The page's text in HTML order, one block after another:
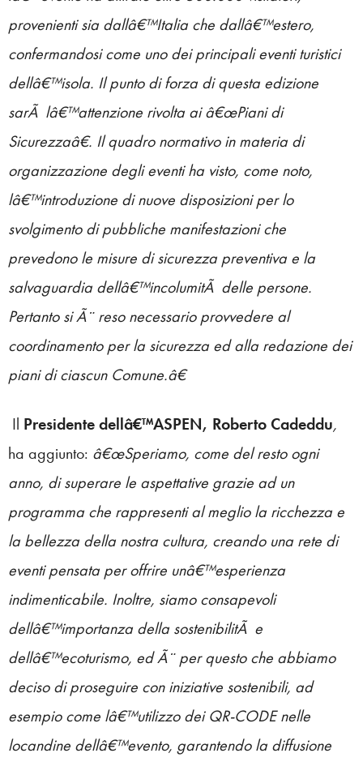
provenienti sia dallâ€™Italia che dallâ€™estero,
confermandosi come uno dei principali eventi turistici
dellâ€™isola. Il punto di forza di questa edizione
sarÃ lâ€™attenzione rivolta ai â€œPiani di
Sicurezzaâ€. Il quadro normativo in materia di
organizzazione degli eventi ha visto, come noto,
lâ€™introduzione di nuove disposizioni per lo
svolgimento di pubbliche manifestazioni che
prevedono le misure di sicurezza preventiva e la
salvaguardia dellâ€™incolumitÃ delle persone.
Pertanto si Ã¨ reso necessario provvedere al
coordinamento per la sicurezza ed alla redazione dei
piani di ciascun Comune.â€
Il Presidente dellâ€™ASPEN, Roberto Cadeddu,
ha aggiunto: â€œSperiamo, come del resto ogni
anno, di superare le aspettative grazie ad un
programma che rappresenti al meglio la ricchezza e
la bellezza della nostra cultura, creando una rete di
eventi pensata per offrire unâ€™esperienza
indimenticabile. Inoltre, siamo consapevoli
dellâ€™importanza della sostenibilitÃ e
dellâ€™ecoturismo, ed Ã¨ per questo che abbiamo
deciso di proseguire con iniziative sostenibili, ad
esempio come lâ€™utilizzo dei QR-CODE nelle
locandine dellâ€™evento, garantendo la diffusione